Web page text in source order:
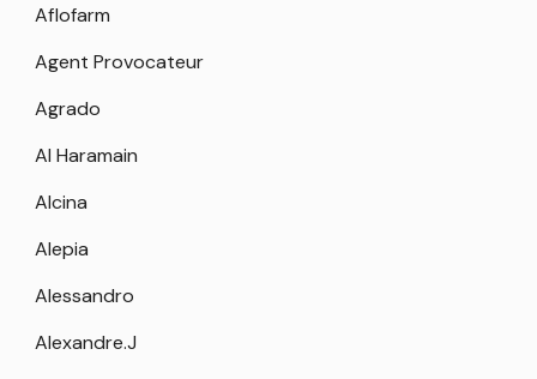
Aflofarm
Agent Provocateur
Agrado
Al Haramain
Alcina
Alepia
Alessandro
Alexandre.J